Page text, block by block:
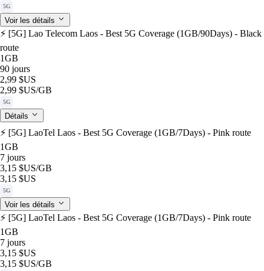
5G
Voir les détails
⚡️ [5G] Lao Telecom Laos - Best 5G Coverage (1GB/90Days) - Black
route
1GB
90 jours
2,99 $US
2,99 $US/GB
5G
Détails
⚡️ [5G] LaoTel Laos - Best 5G Coverage (1GB/7Days) - Pink route
1GB
7 jours
3,15 $US/GB
3,15 $US
5G
Voir les détails
⚡️ [5G] LaoTel Laos - Best 5G Coverage (1GB/7Days) - Pink route
1GB
7 jours
3,15 $US
3,15 $US/GB